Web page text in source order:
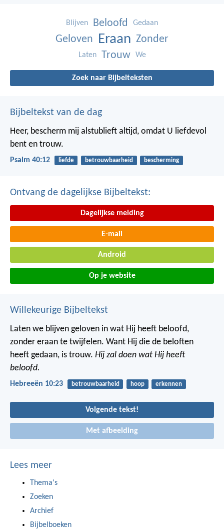
Blijven Beloofd Gedaan
Geloven Eraan Zonder
Laten Trouw We
Zoek naar Bijbelteksten
Bijbeltekst van de dag
Heer, bescherm mij alstublieft altijd, omdat U liefdevol
bent en trouw.
Psalm 40:12 liefde betrouwbaarheid bescherming
Ontvang de dagelijkse Bijbeltekst:
Dagelijkse melding
E-mail
Android
Op je website
Willekeurige Bijbeltekst
Laten we blijven geloven in wat Hij heeft beloofd,
zonder eraan te twijfelen. Want Hij die de beloften
heeft gedaan, is trouw. Hij zal doen wat Hij heeft
beloofd.
Hebreeën 10:23 betrouwbaarheid hoop erkennen
Volgende tekst!
Met afbeelding
Lees meer
Thema's
Zoeken
Archief
Bijbelboeken